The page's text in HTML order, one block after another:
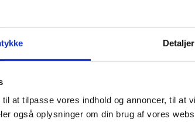
Detaljer
at tilpasse vores indhold og annoncer, til at
også oplysninger om din brug af vores